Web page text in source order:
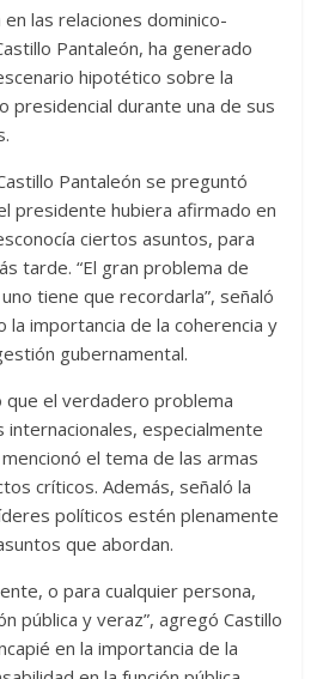
las relaciones dominico-
Pantaleón, ha generado
hipotético sobre la
presidencial durante una de sus
Pantaleón se preguntó
presidente hubiera afirmado en
ciertos asuntos, para
tarde. “El gran problema de
tiene que recordarla”, señaló
importancia de la coherencia y
gubernamental.
que el verdadero problema
internacionales, especialmente
el tema de las armas
críticos. Además, señaló la
políticos estén plenamente
que abordan.
o para cualquier persona,
pública y veraz”, agregó Castillo
en la importancia de la